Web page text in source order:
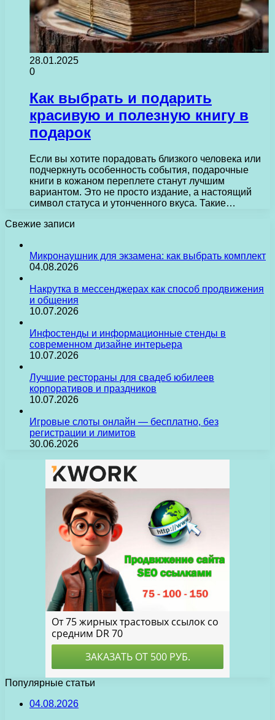
28.01.2025
0
Как выбрать и подарить
красивую и полезную книгу в
подарок
Если вы хотите порадовать близкого человека или
подчеркнуть особенность события, подарочные
книги в кожаном переплете станут лучшим
вариантом. Это не просто издание, а настоящий
символ статуса и утонченного вкуса. Такие…
Свежие записи
Микронаушник для экзамена: как выбрать комплект
04.08.2026
Накрутка в мессенджерах как способ продвижения
и общения
10.07.2026
Инфостенды и информационные стенды в
современном дизайне интерьера
10.07.2026
Лучшие рестораны для свадеб юбилеев
корпоративов и праздников
10.07.2026
Игровые слоты онлайн — бесплатно, без
регистрации и лимитов
30.06.2026
Популярные статьи
04.08.2026